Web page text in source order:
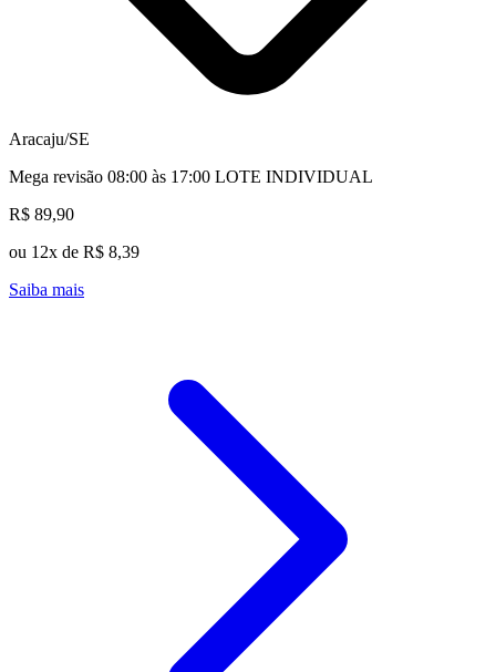
Aracaju/SE
Mega revisão 08:00 às 17:00 LOTE INDIVIDUAL
R$ 89,90
ou 12x de R$ 8,39
Saiba mais